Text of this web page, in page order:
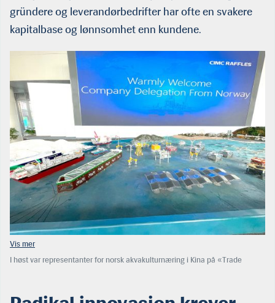
gründere og leverandørbedrifter har ofte en svakere
kapitalbase og lønnsomhet enn kundene.
I høst var representanter for norsk akvakulturnæring i Kina på «Trade
akvakultur og satser stort på teknolo­giutvikling. Kineserne bygger ut